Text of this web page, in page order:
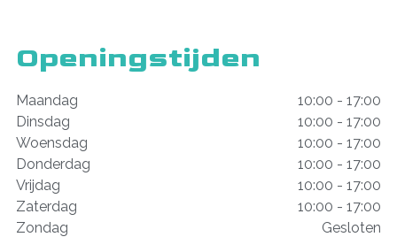
Openingstijden
Maandag
10:00 - 17:00
Dinsdag
10:00 - 17:00
Woensdag
10:00 - 17:00
Donderdag
10:00 - 17:00
Vrijdag
10:00 - 17:00
Zaterdag
10:00 - 17:00
Zondag
Gesloten